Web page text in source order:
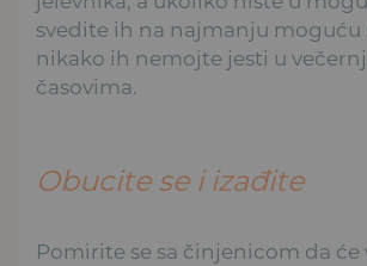
svedite ih na najmanju moguću
nikako ih nemojte jesti u
časovima.
Obucite se i izađite
Pomirite se sa činjenicom da će